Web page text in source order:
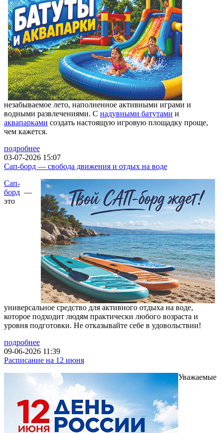
незабываемое лето, наполненное активными играми и
водными развлечениями. С надувными батутами и
аквапарками создать настоящую игровую площадку проще,
чем кажется.
подробнее
03-07-2026 15:07
Сап-борд — свобода движения и отдых на воде
Сап-
борд —
это
универсальное средство для активного отдыха на воде,
которое подходит людям практически любого возраста и
уровня подготовки. Не отказывайте себе в удовольствии!
подробнее
09-06-2026 11:39
Расписание на 12 июня
Уважаемые